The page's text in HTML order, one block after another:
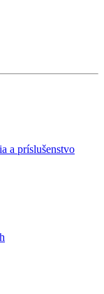
a príslušenstvo